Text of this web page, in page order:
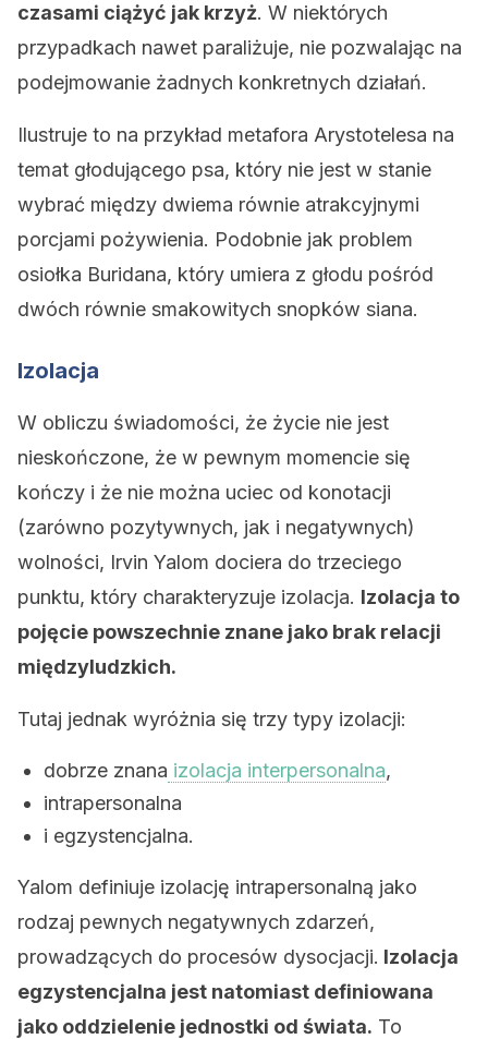
czasami ciążyć jak krzyż. W niektórych
przypadkach nawet paraliżuje, nie pozwalając na
podejmowanie żadnych konkretnych działań.
Ilustruje to na przykład metafora Arystotelesa na
temat głodującego psa, który nie jest w stanie
wybrać między dwiema równie atrakcyjnymi
porcjami pożywienia. Podobnie jak problem
osiołka Buridana, który umiera z głodu pośród
dwóch równie smakowitych snopków siana.
Izolacja
W obliczu świadomości, że życie nie jest
nieskończone, że w pewnym momencie się
kończy i że nie można uciec od konotacji
(zarówno pozytywnych, jak i negatywnych)
wolności, Irvin Yalom dociera do trzeciego
punktu, który charakteryzuje izolacja. Izolacja to
pojęcie powszechnie znane jako brak relacji
międzyludzkich.
Tutaj jednak wyróżnia się trzy typy izolacji:
dobrze znana izolacja interpersonalna,
intrapersonalna
i egzystencjalna.
Yalom definiuje izolację intrapersonalną jako
rodzaj pewnych negatywnych zdarzeń,
prowadzących do procesów dysocjacji. Izolacja
egzystencjalna jest natomiast definiowana
jako oddzielenie jednostki od świata. To